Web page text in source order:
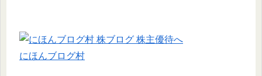
にほんブログ村